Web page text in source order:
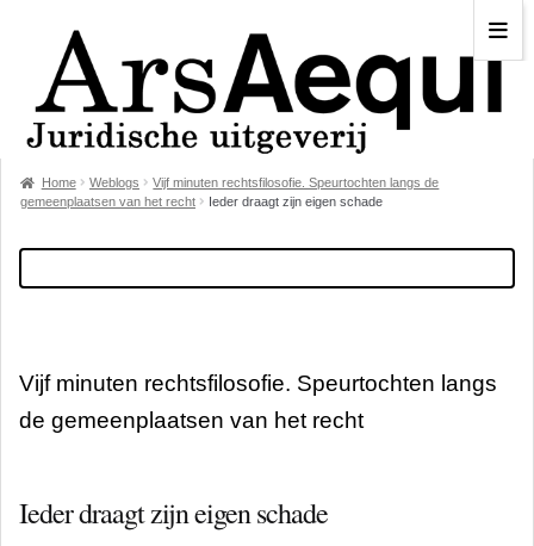
Home Weblogs
Vijf minuten rechtsfilosofie. Speurtochten langs de
gemeenplaatsen van het recht
Ieder draagt zijn eigen schade
Vijf minuten rechtsfilosofie. Speurtochten langs
de gemeenplaatsen van het recht
Ieder draagt zijn eigen schade